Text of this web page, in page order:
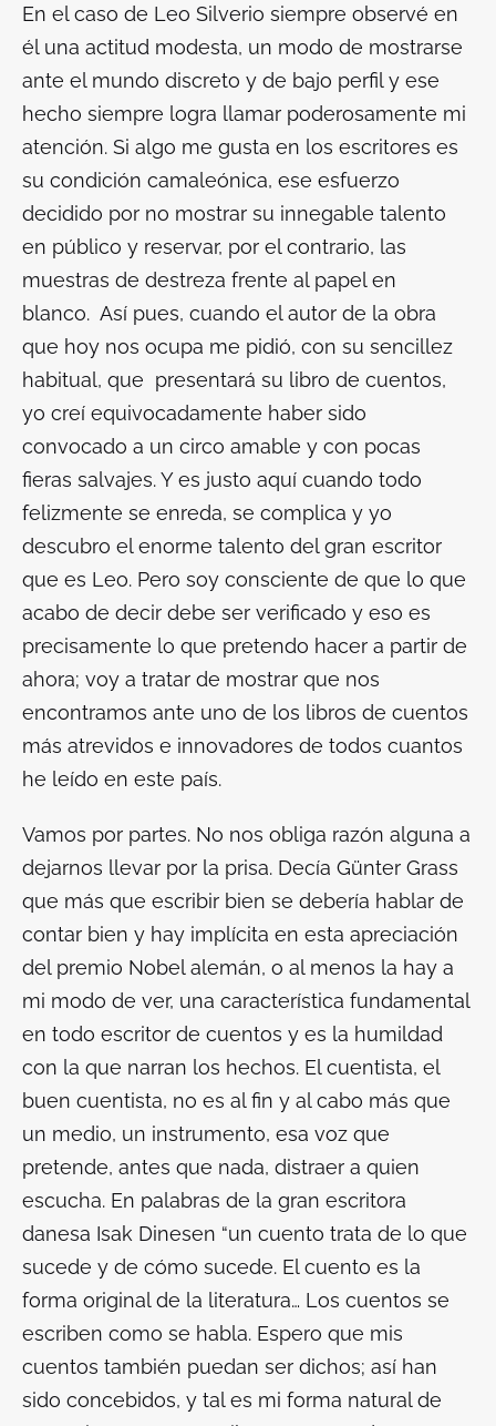
En el caso de Leo Silverio siempre observé en
él una actitud modesta, un modo de mostrarse
ante el mundo discreto y de bajo perfil y ese
hecho siempre logra llamar poderosamente mi
atención. Si algo me gusta en los escritores es
su condición camaleónica, ese esfuerzo
decidido por no mostrar su innegable talento
en público y reservar, por el contrario, las
muestras de destreza frente al papel en
blanco. Así pues, cuando el autor de la obra
que hoy nos ocupa me pidió, con su sencillez
habitual, que presentará su libro de cuentos,
yo creí equivocadamente haber sido
convocado a un circo amable y con pocas
fieras salvajes. Y es justo aquí cuando todo
felizmente se enreda, se complica y yo
descubro el enorme talento del gran escritor
que es Leo. Pero soy consciente de que lo que
acabo de decir debe ser verificado y eso es
precisamente lo que pretendo hacer a partir de
ahora; voy a tratar de mostrar que nos
encontramos ante uno de los libros de cuentos
más atrevidos e innovadores de todos cuantos
he leído en este país.
Vamos por partes. No nos obliga razón alguna a
dejarnos llevar por la prisa. Decía Günter Grass
que más que escribir bien se debería hablar de
contar bien y hay implícita en esta apreciación
del premio Nobel alemán, o al menos la hay a
mi modo de ver, una característica fundamental
en todo escritor de cuentos y es la humildad
con la que narran los hechos. El cuentista, el
buen cuentista, no es al fin y al cabo más que
un medio, un instrumento, esa voz que
pretende, antes que nada, distraer a quien
escucha. En palabras de la gran escritora
danesa Isak Dinesen “un cuento trata de lo que
sucede y de cómo sucede. El cuento es la
forma original de la literatura… Los cuentos se
escriben como se habla. Espero que mis
cuentos también puedan ser dichos; así han
sido concebidos, y tal es mi forma natural de